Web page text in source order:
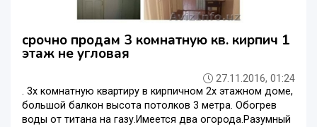
срочно продам 3 комнатную кв. кирпич 1
этаж не угловая
27.11.2016, 01:24
. 3х комнатную квартиру в кирпичном 2х этажном доме,
большой балкон высота потолков 3 метра. Обогрев
воды от титана на газу.Имеется два огорода.Разумный